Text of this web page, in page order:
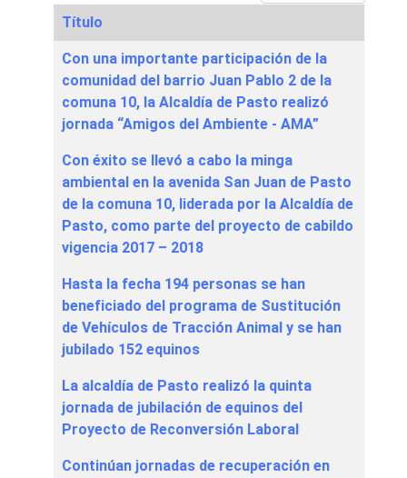
Articles
Título
Con una importante participación de la
comunidad del barrio Juan Pablo 2 de la
comuna 10, la Alcaldía de Pasto realizó
jornada “Amigos del Ambiente - AMA”
Con éxito se llevó a cabo la minga
ambiental en la avenida San Juan de Pasto
de la comuna 10, liderada por la Alcaldía de
Pasto, como parte del proyecto de cabildo
vigencia 2017 – 2018
Hasta la fecha 194 personas se han
beneficiado del programa de Sustitución
de Vehículos de Tracción Animal y se han
jubilado 152 equinos
La alcaldía de Pasto realizó la quinta
jornada de jubilación de equinos del
Proyecto de Reconversión Laboral
Continúan jornadas de recuperación en